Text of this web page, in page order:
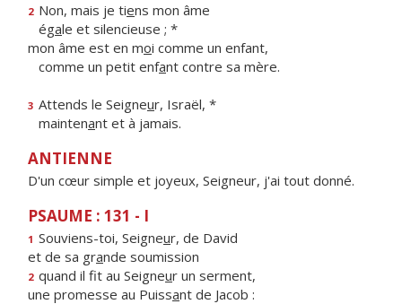
2 Non, mais je tiens mon âme
égale et silencieuse ; *
mon âme est en moi comme un enfant,
comme un petit enfant contre sa mère.
3 Attends le Seigneur, Israël, *
maintenant et à jamais.
ANTIENNE
D'un cœur simple et joyeux, Seigneur, j'ai tout donné.
PSAUME : 131 - I
1 Souviens-toi, Seigneur, de David
et de sa grande soumission
2 quand il fit au Seigneur un serment,
une promesse au Puissant de Jacob :